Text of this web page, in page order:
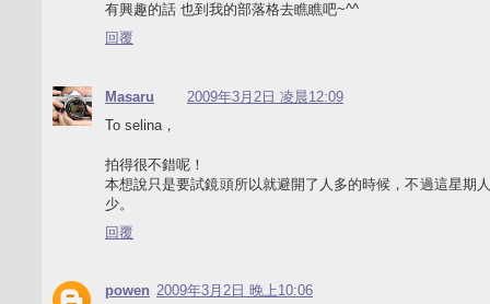
有興趣的話 也到我的部落格去瞧瞧吧~^^
回覆
Masaru
2009年3月2日 凌晨12:09
To selina，
拍得很不錯呢！
本想說只是要試鏡頭所以就避開了人多的時候，不過這星期
少。
回覆
powen 2009年3月2日 晚上10:06